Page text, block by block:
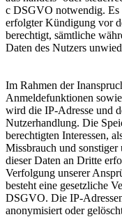
c DSGVO notwendig. Es
erfolgter Kündigung vor
berechtigt, sämtliche
Daten des Nutzers
Im Rahmen der
Anmeldefunktionen
wird die IP-Adresse und
Nutzerhandlung. Die
berechtigten Interessen,
Missbrauch und
dieser Daten an Dritte
Verfolgung unserer
besteht eine gesetzliche
DSGVO. Die IP-
anonymisiert oder